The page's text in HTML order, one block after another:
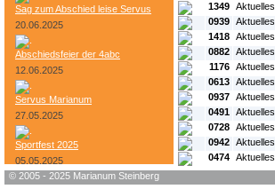
Sag zum Abschied leise Servus
20.06.2025
Abschiedsfeier der 4abc
12.06.2025
Servus Marianum
27.05.2025
Sportfest 2025
05.05.2025
1349 Aktuelles
0939 Aktuelles
1418 Aktuelles
0882 Aktuelles
1176 Aktuelles
0613 Aktuelles
0937 Aktuelles
0491 Aktuelles
0728 Aktuelles
0942 Aktuelles
0474 Aktuelles
© 2005 - 2025 Marianum Steinberg